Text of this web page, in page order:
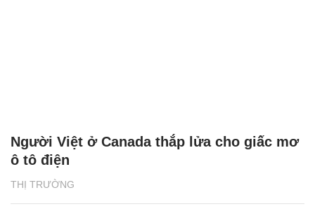
THỊ TRƯỜNG
Người Việt ở Canada thắp lửa cho giấc mơ
ô tô điện